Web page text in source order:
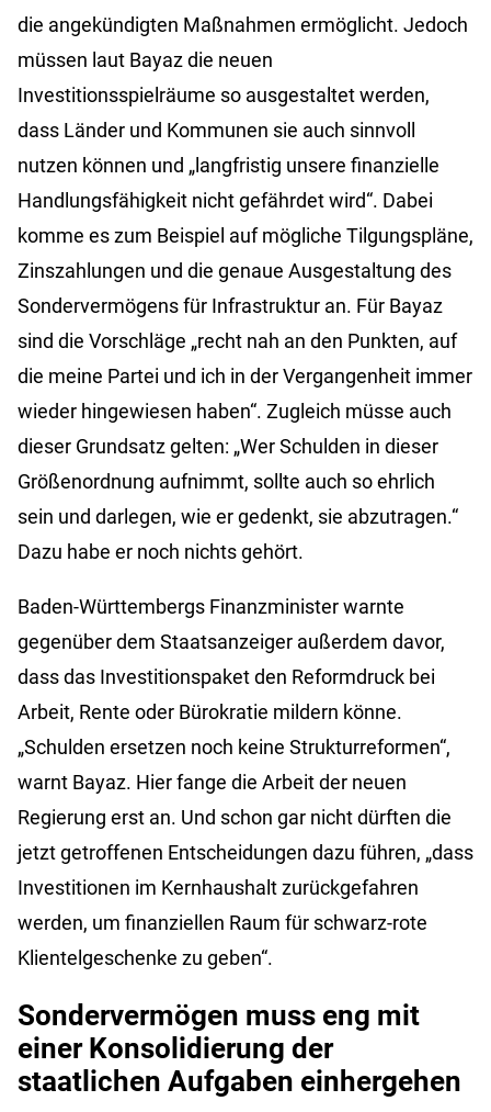
die angekündigten Maßnahmen ermöglicht. Jedoch
müssen laut Bayaz die neuen
Investitionsspielräume so ausgestaltet werden,
dass Länder und Kommunen sie auch sinnvoll
nutzen können und „langfristig unsere finanzielle
Handlungsfähigkeit nicht gefährdet wird“. Dabei
komme es zum Beispiel auf mögliche Tilgungspläne,
Zinszahlungen und die genaue Ausgestaltung des
Sondervermögens für Infrastruktur an. Für Bayaz
sind die Vorschläge „recht nah an den Punkten, auf
die meine Partei und ich in der Vergangenheit immer
wieder hingewiesen haben“. Zugleich müsse auch
dieser Grundsatz gelten: „Wer Schulden in dieser
Größenordnung aufnimmt, sollte auch so ehrlich
sein und darlegen, wie er gedenkt, sie abzutragen.“
Dazu habe er noch nichts gehört.
Baden-Württembergs Finanzminister warnte
gegenüber dem Staatsanzeiger außerdem davor,
dass das Investitionspaket den Reformdruck bei
Arbeit, Rente oder Bürokratie mildern könne.
„Schulden ersetzen noch keine Strukturreformen“,
warnt Bayaz. Hier fange die Arbeit der neuen
Regierung erst an. Und schon gar nicht dürften die
jetzt getroffenen Entscheidungen dazu führen, „dass
Investitionen im Kernhaushalt zurückgefahren
werden, um finanziellen Raum für schwarz-rote
Klientelgeschenke zu geben“.
Sondervermögen muss eng mit
einer Konsolidierung der
staatlichen Aufgaben einhergehen